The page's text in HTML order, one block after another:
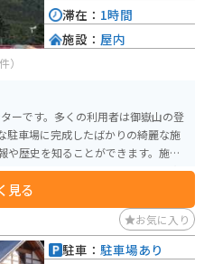
）
ーです。多くの利用者は御嶽山の登
駐車場に完成したばかりの綺麗な施
や歴史を知ることができます。施設
トイレもあります。ここからの御嶽
るため、とても大きく雄大です。周
ださい。
見る
滞在： 1時間
施設： 屋内
お気に入り
駐車： 駐車場あり